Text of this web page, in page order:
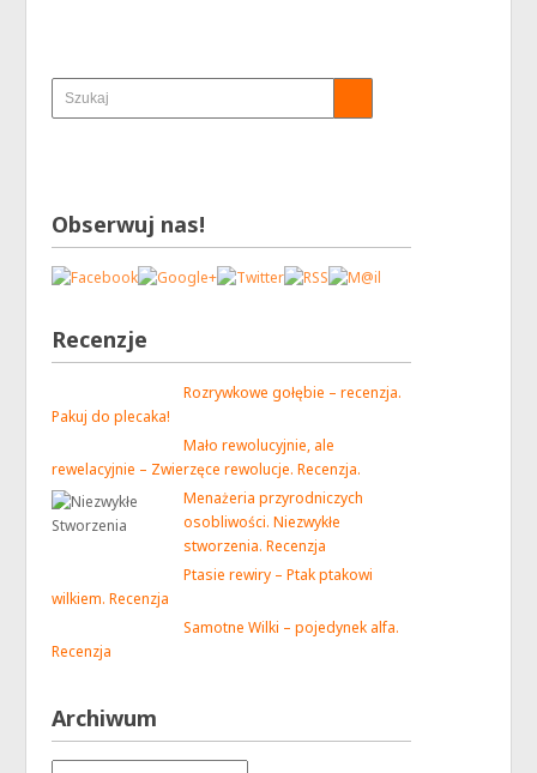
Obserwuj nas!
Recenzje
Rozrywkowe gołębie – recenzja.
Pakuj do plecaka!
Mało rewolucyjnie, ale
rewelacyjnie – Zwierzęce rewolucje. Recenzja.
Menażeria przyrodniczych
osobliwości. Niezwykłe
stworzenia. Recenzja
Ptasie rewiry – Ptak ptakowi
wilkiem. Recenzja
Samotne Wilki – pojedynek alfa.
Recenzja
Archiwum